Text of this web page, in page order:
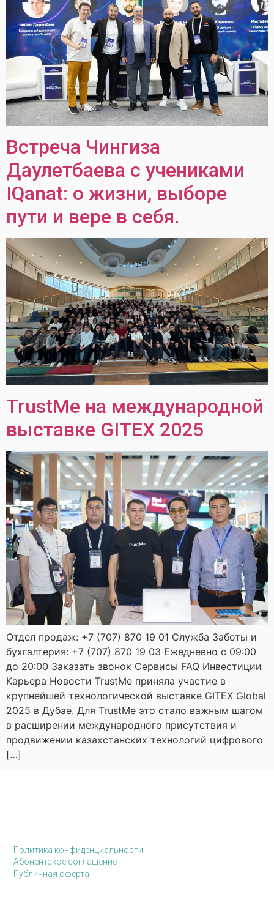
Встреча Чингиза
Даулетбаева с учениками
IQanat: о жизни, выборе
пути и вере в себя.
TrustMe на международной
выставке GITEX 2025
Отдел продаж: +7 (707) 870 19 01 Служба Заботы и
бухгалтерия: +7 (707) 870 19 03 Ежедневно с 09:00
до 20:00 Заказать звонок Сервисы FAQ Инвестиции
Карьера Новости TrustMe приняла участие в
крупнейшей технологической выставке GITEX Global
2025 в Дубае. Для TrustMe это стало важным шагом
в расширении международного присутствия и
продвижении казахстанских технологий цифрового
[…]
Политика конфиденциальности
Абонентское соглашение
Публичная оферта